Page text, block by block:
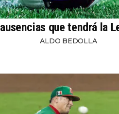
que tendrá la
ALDO BEDOLLA